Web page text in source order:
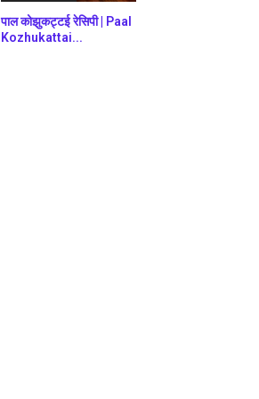
पाल कोझुकट्टई रेसिपी | Paal
Kozhukattai...